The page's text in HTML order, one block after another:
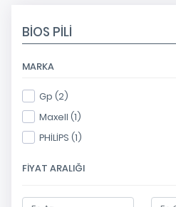
BIOS PILI
MARKA
Gp (2)
Maxell (1)
PHİLİPS (1)
FIYAT ARALIĞI